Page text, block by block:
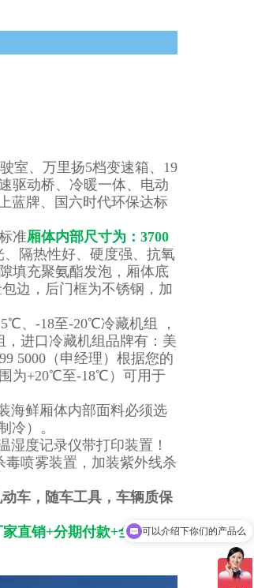
室、万里扬5档变速箱、19
驱动桥、冷暖一体、电动
蓝牌、国六时代环保达标
准厢体内部尺寸为：3700
、隔热性好、硬度强、抗氧
填充聚氨酯发泡，厢体底
边，后门框为不锈钢，加
、-18至-20℃冷藏机组 ，
进口冷藏机组品牌有：美
5000（申经理）根据您的
为+20℃至-18℃）可用于
海鲜厢体内部面料必须选
冷）。
湿度记录仪带打印装置！
喷雾装置，加装紫外线杀
车，随车工具，车辆质保
直销+分期付款+全国联保